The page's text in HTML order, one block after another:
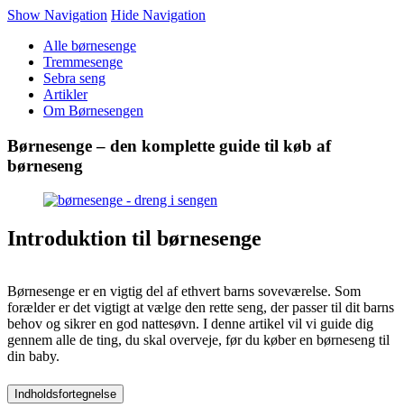
Show Navigation Hide Navigation
Alle børnesenge
Tremmesenge
Sebra seng
Artikler
Om Børnesengen
Børnesenge – den komplette guide til køb af
børneseng
Introduktion til børnesenge
Børnesenge er en vigtig del af ethvert barns soveværelse. Som
forælder er det vigtigt at vælge den rette seng, der passer til dit barns
behov og sikrer en god nattesøvn. I denne artikel vil vi guide dig
gennem alle de ting, du skal overveje, før du køber en børneseng til
din baby.
Indholdsfortegnelse